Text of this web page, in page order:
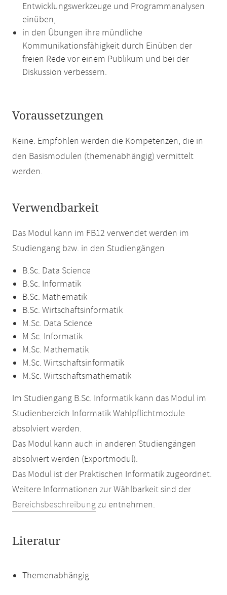
Entwicklungswerkzeuge und Programmanalysen
einüben,
in den Übungen ihre mündliche
Kommunikationsfähigkeit durch Einüben der
freien Rede vor einem Publikum und bei der
Diskussion verbessern.
Voraussetzungen
Keine. Empfohlen werden die Kompetenzen, die in
den Basismodulen (themenabhängig) vermittelt
werden.
Verwendbarkeit
Das Modul kann im FB12 verwendet werden im
Studiengang bzw. in den Studiengängen
B.Sc. Data Science
B.Sc. Informatik
B.Sc. Mathematik
B.Sc. Wirtschaftsinformatik
M.Sc. Data Science
M.Sc. Informatik
M.Sc. Mathematik
M.Sc. Wirtschaftsinformatik
M.Sc. Wirtschaftsmathematik
Im Studiengang B.Sc. Informatik kann das Modul im
Studienbereich Informatik Wahlpflichtmodule
absolviert werden.
Das Modul kann auch in anderen Studiengängen
absolviert werden (Exportmodul).
Das Modul ist der Praktischen Informatik zugeordnet.
Weitere Informationen zur Wählbarkeit sind der
Bereichsbeschreibungzu entnehmen.
Literatur
Themenabhängig